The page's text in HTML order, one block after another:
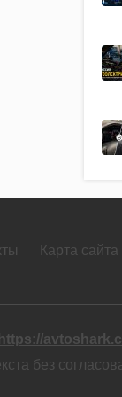
Карта сайта
без